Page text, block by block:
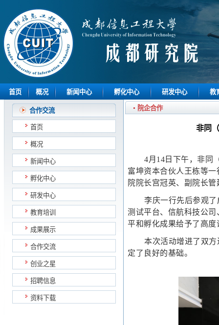
首页 概况 新闻中心 孵化中心 研发中心 教
合作交流
首页
概况
新闻中心
孵化中心
研发中心
教育培训
成果展示
合作交流
创业之星
招聘信息
资料下载
院企合作
非同
4月14日下午，非同
富坤资本合伙人王栋等
院院长宫冠英、副院长
李庆一行先后参观
测试平台、信航科技公
平和孵化成果给予了高
本次活动增进了双
定了良好的基础。